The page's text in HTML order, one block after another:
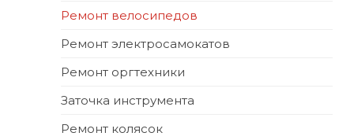
Ремонт велосипедов
Ремонт электросамокатов
Ремонт оргтехники
Заточка инструмента
Ремонт колясок